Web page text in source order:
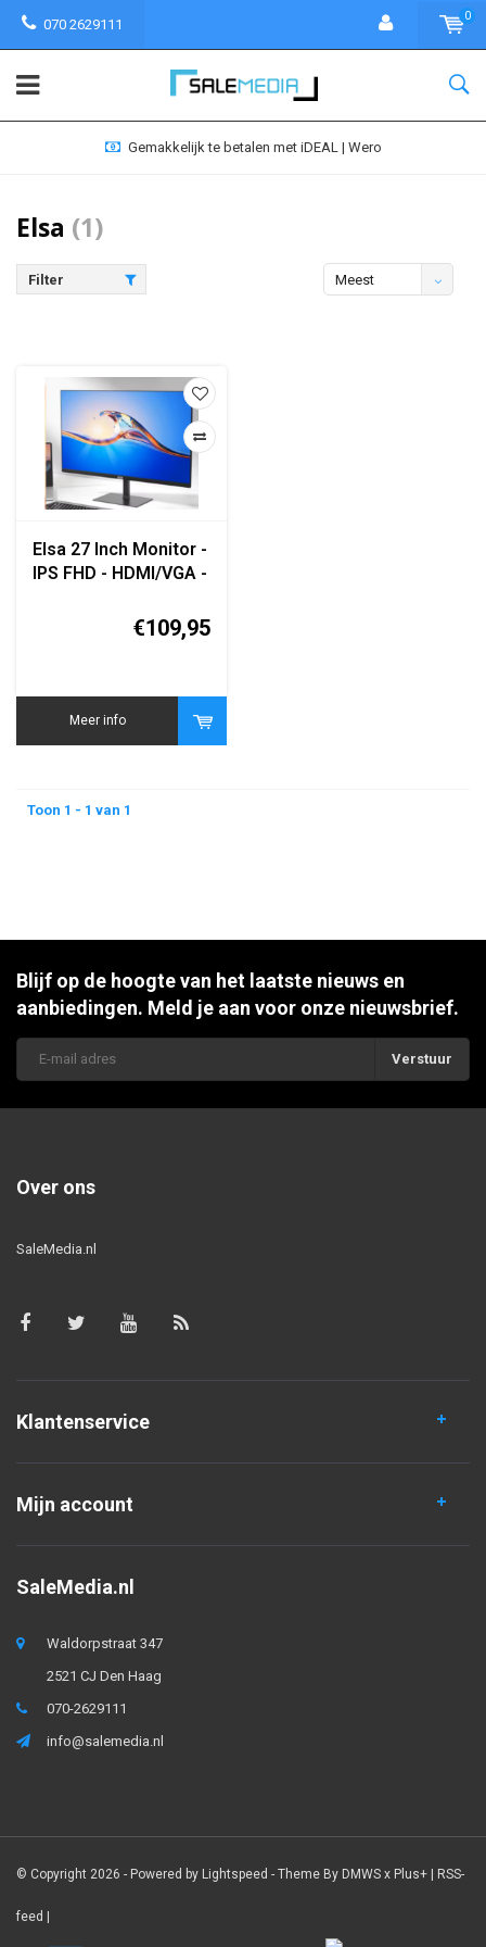
070 2629111
0
Gemakkelijk te betalen met iDEAL | Wero
Elsa (1)
Filter
Meest
Elsa 27 Inch Monitor -
IPS FHD - HDMI/VGA -
€109,95
Meer info
Toon 1 - 1 van 1
Blijf op de hoogte van het laatste nieuws en
aanbiedingen. Meld je aan voor onze nieuwsbrief.
Verstuur
Over ons
SaleMedia.nl
Klantenservice
Mijn account
SaleMedia.nl
Waldorpstraat 347
2521 CJ Den Haag
070-2629111
info@salemedia.nl
© Copyright 2026 - Powered by Lightspeed - Theme By DMWS x Plus+ | RSS-
feed |